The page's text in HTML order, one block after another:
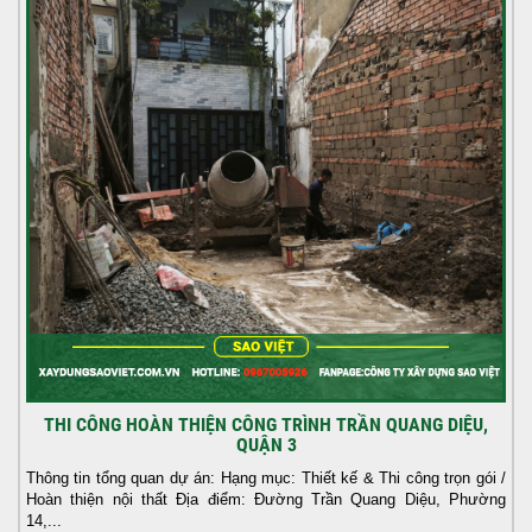
THI CÔNG HOÀN THIỆN CÔNG TRÌNH TRẦN QUANG DIỆU,
QUẬN 3
Thông tin tổng quan dự án: Hạng mục: Thiết kế & Thi công trọn gói /
Hoàn thiện nội thất Địa điểm: Đường Trần Quang Diệu, Phường
14,...